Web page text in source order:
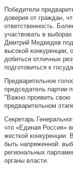
Победители
доверия от граждан,
ответственность.
участвовать в
Дмитрий Медведев
высокой конкуренции,
добиться отличных
подготовиться к
Предварительное
председатель партии
"Важно проявить
предварительном
Секретарь
что «Единая Россия»
жесткой конкуренции.
быть напряженной:
региональных
органы власти.